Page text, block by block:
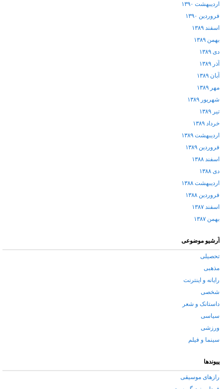
اردیبهشت ۱۳۹۰
فروردین ۱۳۹۰
اسفند ۱۳۸۹
بهمن ۱۳۸۹
دی ۱۳۸۹
آذر ۱۳۸۹
آبان ۱۳۸۹
مهر ۱۳۸۹
شهریور ۱۳۸۹
تیر ۱۳۸۹
خرداد ۱۳۸۹
اردیبهشت ۱۳۸۹
فروردین ۱۳۸۹
اسفند ۱۳۸۸
دی ۱۳۸۸
اردیبهشت ۱۳۸۸
فروردین ۱۳۸۸
اسفند ۱۳۸۷
بهمن ۱۳۸۷
آرشیو موضوعی
تحصیلی
مذهبی
رایانه و اینترنت
شخصی
داستانک و شعر
سیاسی
ورزشی
سینما و فیلم
پیوندها
رازهای موسیقی